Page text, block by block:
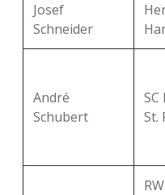
Josef
Schneider
André
Schubert
SC
St.